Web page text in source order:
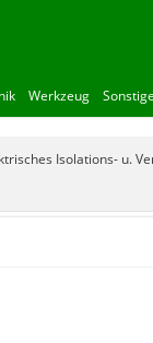
Werkzeug
Isolations- u.